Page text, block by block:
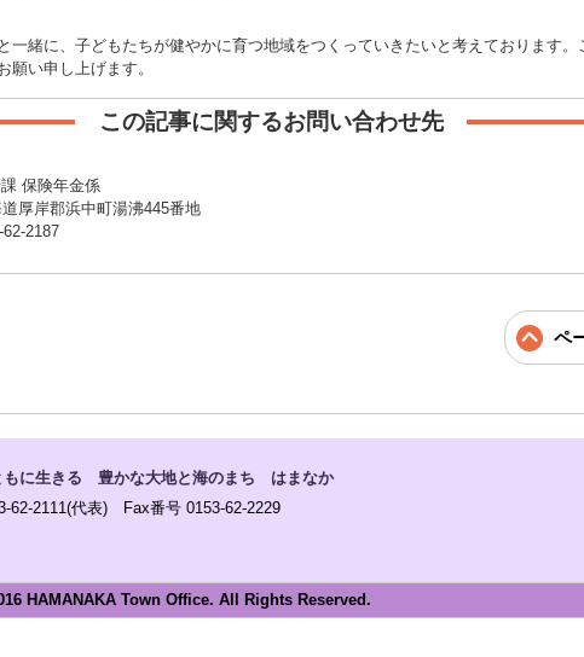
一緒に、子どもたちが健やかに育つ地域をつくっていきたいと考えております。
願い申し上げます。
この記事に関するお問い合わせ先
保険年金係
厚岸郡浜中町湯沸445番地
2187
ペ
に生きる 豊かな大地と海のまち はまなか
2111(代表) Fax番号 0153-62-2229
HAMANAKA Town Office. All Rights Reserved.